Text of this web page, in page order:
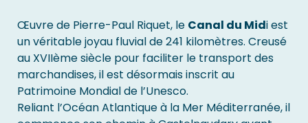
Œuvre de Pierre-Paul Riquet, le Canal du Midi est
un véritable joyau fluvial de 241 kilomètres. Creusé
au XVIIème siècle pour faciliter le transport des
marchandises, il est désormais inscrit au
Patrimoine Mondial de l’Unesco.
Reliant l’Océan Atlantique à la Mer Méditerranée, il